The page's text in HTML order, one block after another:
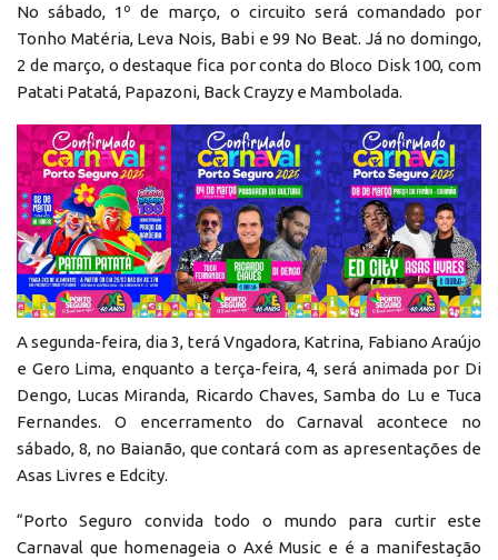
No sábado, 1º de março, o circuito será comandado por
Tonho Matéria, Leva Nois, Babi e 99 No Beat. Já no domingo,
2 de março, o destaque fica por conta do Bloco Disk 100, com
Patati Patatá, Papazoni, Back Crayzy e Mambolada.
A segunda-feira, dia 3, terá Vngadora, Katrina, Fabiano Araújo
e Gero Lima, enquanto a terça-feira, 4, será animada por Di
Dengo, Lucas Miranda, Ricardo Chaves, Samba do Lu e Tuca
Fernandes. O encerramento do Carnaval acontece no
sábado, 8, no Baianão, que contará com as apresentações de
Asas Livres e Edcity.
“Porto Seguro convida todo o mundo para curtir este
Carnaval que homenageia o Axé Music e é a manifestação